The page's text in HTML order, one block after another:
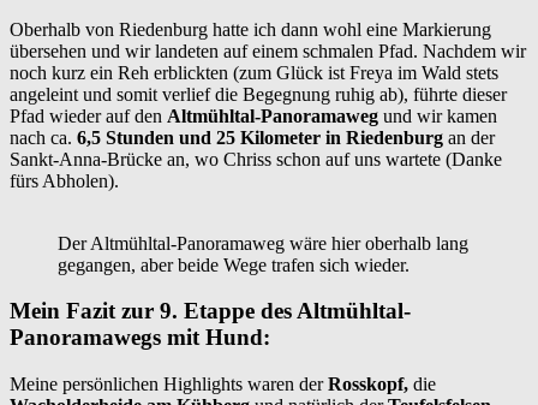
Oberhalb von Riedenburg hatte ich dann wohl eine Markierung
übersehen und wir landeten auf einem schmalen Pfad. Nachdem wir
noch kurz ein Reh erblickten (zum Glück ist Freya im Wald stets
angeleint und somit verlief die Begegnung ruhig ab), führte dieser
Pfad wieder auf den Altmühltal-Panoramaweg und wir kamen
nach ca. 6,5 Stunden und 25 Kilometer in Riedenburg an der
Sankt-Anna-Brücke an, wo Chriss schon auf uns wartete (Danke
fürs Abholen).
Der Altmühltal-Panoramaweg wäre hier oberhalb lang
gegangen, aber beide Wege trafen sich wieder.
Mein Fazit zur 9. Etappe des Altmühltal-
Panoramawegs mit Hund:
Meine persönlichen Highlights waren derRosskopf, die